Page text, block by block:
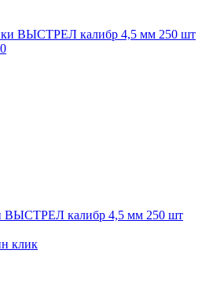
ВЫСТРЕЛ калибр 4,5 мм 250 шт
клик